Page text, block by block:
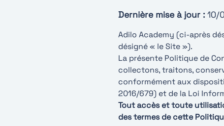
Dernière mise à jour : 10/
Adilo Academy (ci-après
désigné « le Site »).
La présente Politique de
collectons, traitons,
conformément aux
2016/679) et de la Loi
Tout accès et toute
des termes de cette